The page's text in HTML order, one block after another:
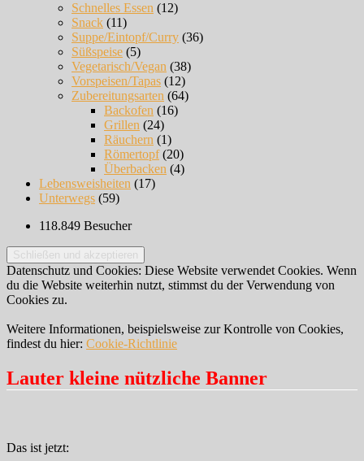
Schnelles Essen (12)
Snack (11)
Suppe/Eintopf/Curry (36)
Süßspeise (5)
Vegetarisch/Vegan (38)
Vorspeisen/Tapas (12)
Zubereitungsarten (64)
Backofen (16)
Grillen (24)
Räuchern (1)
Römertopf(20)
Überbacken (4)
Lebensweisheiten (17)
Unterwegs (59)
118.849 Besucher
Datenschutz und Cookies: Diese Website verwendet Cookies. Wenn
du die Website weiterhin nutzt, stimmst du der Verwendung von
Cookies zu.
Weitere Informationen, beispielsweise zur Kontrolle von Cookies,
findest du hier: Cookie-Richtlinie
Lauter kleine nützliche Banner
Das ist jetzt: